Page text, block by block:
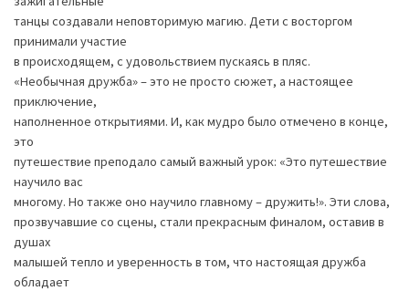
танцы создавали неповторимую магию. Дети с восторгом
принимали участие
в происходящем, с удовольствием пускаясь в пляс.
«Необычная дружба» – это не просто сюжет, а настоящее
приключение,
наполненное открытиями. И, как мудро было отмечено в конце,
это
путешествие преподало самый важный урок: «Это путешествие
научило вас
многому. Но также оно научило главному – дружить!». Эти слова,
прозвучавшие со сцены, стали прекрасным финалом, оставив в
душах
малышей тепло и уверенность в том, что настоящая дружба
обладает